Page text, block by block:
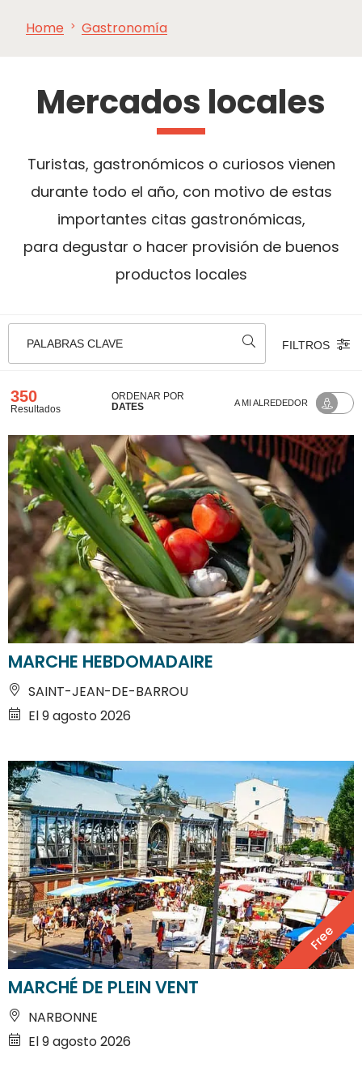
Home Gastronomía
Mercados locales
Turistas, gastronómicos o curiosos vienen
durante todo el año, con motivo de estas
importantes citas gastronómicas,
para degustar o hacer provisión de buenos
productos locales
PALABRAS CLAVE FILTROS
350
Resultados
ORDENAR POR
DATES
A MI ALREDEDOR
MARCHE HEBDOMADAIRE
SAINT-JEAN-DE-BARROU
El 9 agosto 2026
Free
MARCHÉ DE PLEIN VENT
NARBONNE
El 9 agosto 2026